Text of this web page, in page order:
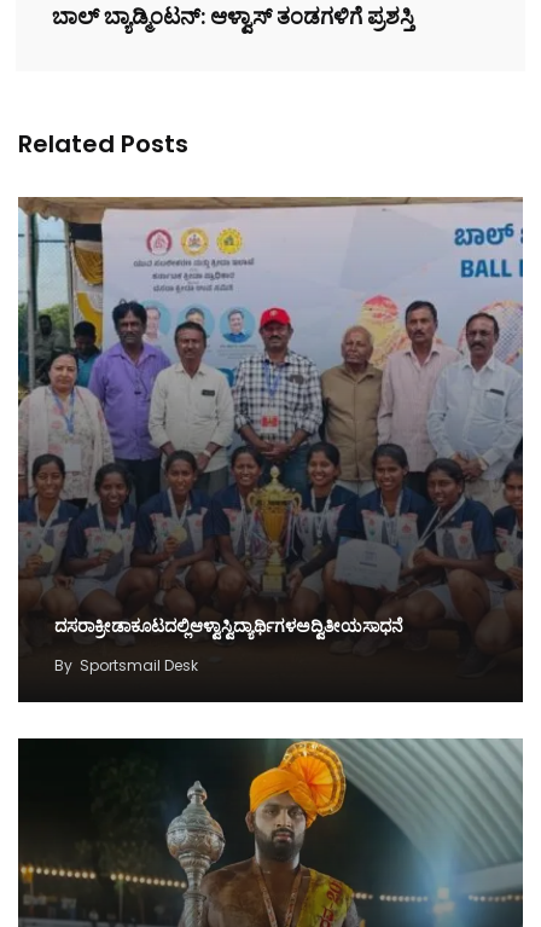
ಬಾಲ್ ಬ್ಯಾಡ್ಮಿಂಟನ್: ಆಳ್ವಾಸ್ ತಂಡಗಳಿಗೆ ಪ್ರಶಸ್ತಿ
Related Posts
ದಸರಾಕ್ರೀಡಾಕೂಟದಲ್ಲಿಆಳ್ವಾಸ್ವಿದ್ಯಾರ್ಥಿಗಳಅದ್ವಿತೀಯಸಾಧನೆ
By Sportsmail Desk